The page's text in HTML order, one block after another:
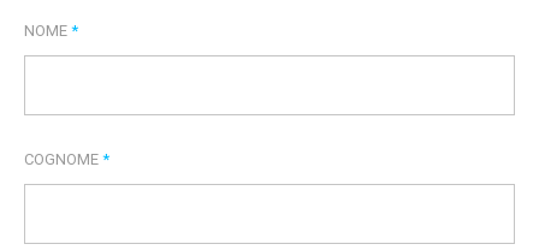
NOME *
COGNOME *